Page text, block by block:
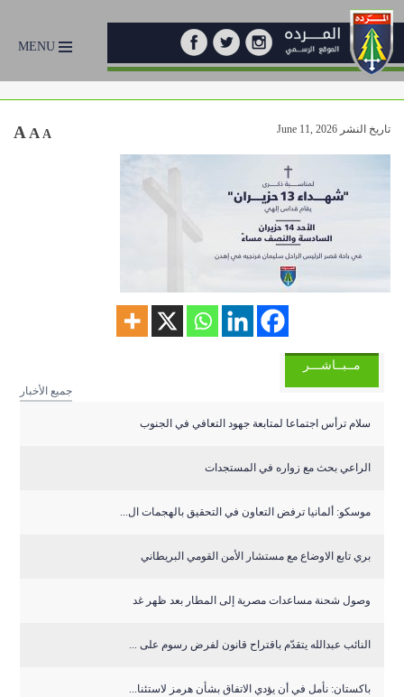
MENU
تاريخ النشر June 11, 2026 A A A
مــبــاشـــر
جميع الأخبار
سلام ترأس اجتماعا لمتابعة جهود التعافي في الجنوب
الراعي بحث مع زواره في المستجدات
موسكو: ألمانيا ترفض التعاون في التحقيق بالهجمات ال...
بري تابع الاوضاع مع مستشار الأمن القومي البريطاني
وصول شحنة مساعدات مصرية إلى المطار بعد ظهر غد
النائب عبدالله يتقدّم باقتراح قانون لفرض رسوم على ...
باكستان: نأمل في أن يؤدي الاتفاق بشأن هرمز لاستئنا...